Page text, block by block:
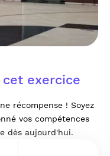
exercice
récompense ! Soyez
vos compétences
dès aujourd'hui.